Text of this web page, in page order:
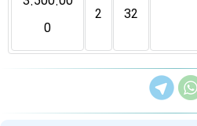
32
2
0